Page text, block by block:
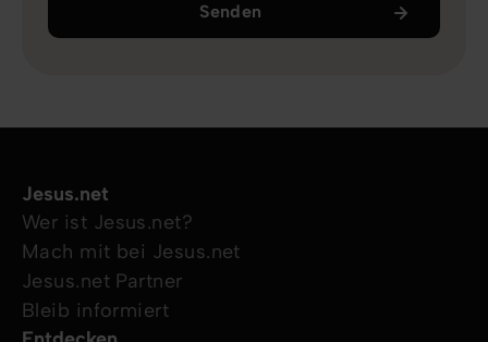
Senden
Jesus.net
Wer ist Jesus.net?
Mach mit bei Jesus.net
Jesus.net Partner
Bleib informiert